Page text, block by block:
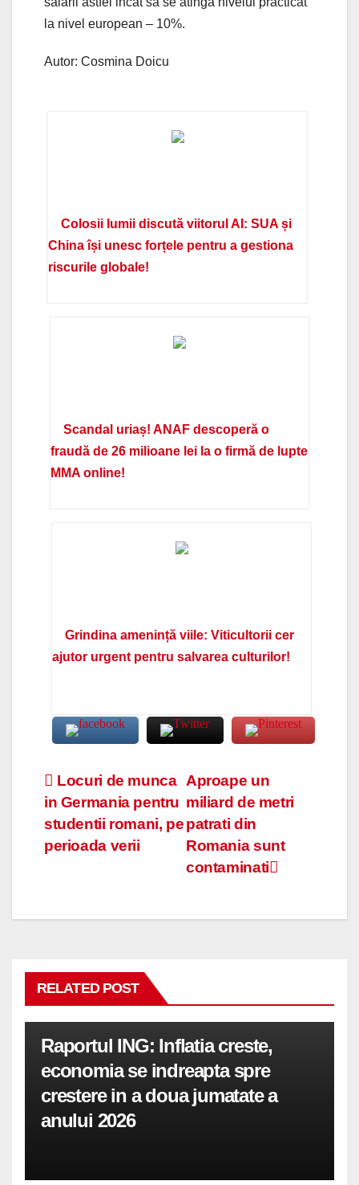
la nivel european – 10%.
Autor: Cosmina Doicu
Colosii lumii discută viitorul AI: SUA și
China își unesc forțele pentru a gestiona
riscurile globale!
Scandal uriaș! ANAF descoperă o
fraudă de 26 milioane lei la o firmă de lupte
MMA online!
Grindina amenință viile: Viticultorii cer
ajutor urgent pentru salvarea culturilor!
Navigare
în
articole
Aproape un
miliard de metri
patrati din
Romania sunt
contaminati
Locuri de munca
in Germania pentru
studentii romani, pe
perioada verii
RELATED POST
Raportul ING: Inflatia creste,
economia se indreapta spre
crestere in a doua jumatate a
anului 2026